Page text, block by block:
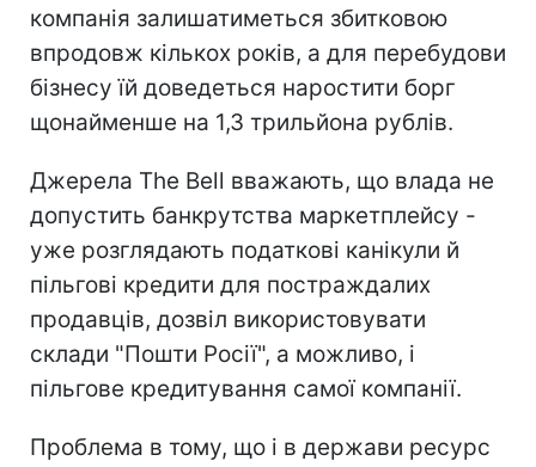
компанія залишатиметься збитковою
впродовж кількох років, а для перебудови
бізнесу їй доведеться наростити борг
щонайменше на 1,3 трильйона рублів.
Джерела The Bell вважають, що влада не
допустить банкрутства маркетплейсу -
уже розглядають податкові канікули й
пільгові кредити для постраждалих
продавців, дозвіл використовувати
склади "Пошти Росії", а можливо, і
пільгове кредитування самої компанії.
Проблема в тому, що і в держави ресурс